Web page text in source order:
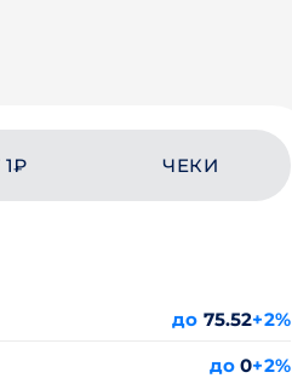
ЧЕКИ
до 75.52+2%
до 0+2%